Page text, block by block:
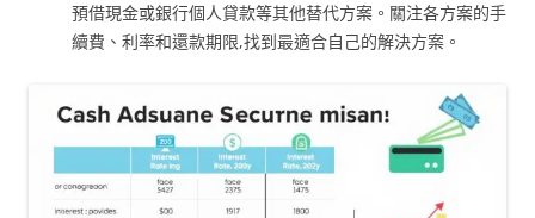
預借現金或銀行個人貸款等其他替代方案。關注各方案的手
續費、利率和還款期限,找到最適合自己的解決方案。